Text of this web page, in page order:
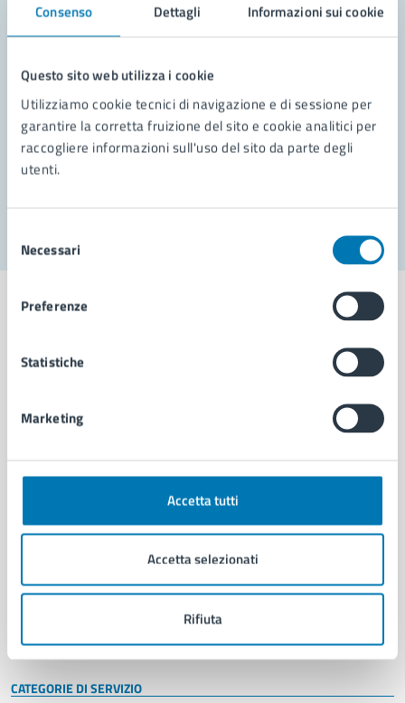
Consenso Dettagli Informazioni sui cookie
Questo sito web utilizza i cookie
Utilizziamo cookie tecnici di navigazione e di sessione per
garantire la corretta fruizione del sito e cookie analitici per
raccogliere informazioni sull'uso del sito da parte degli
utenti.
delNecessari
Preferenze
Statistiche
Marketing
Accetta tutti
Accetta selezionati
Rifiuta
Leggi le domande frequenti
Richiedi assistenza
Prenota appuntamento
Problemi in città
Comune di Napoli
AMMINISTRAZIONE
Organi di governo
Enti e fondazioni
Personale amministrativo
Intranet, posta aziendale e protocollo
CATEGORIE DI SERVIZIO